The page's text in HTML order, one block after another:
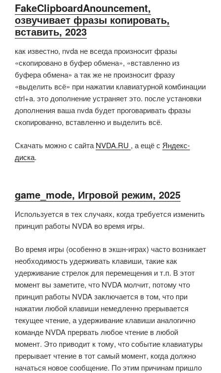
FakeClipboardAnouncement,
озвучивает фразы копировать,
вставить, 2023
как известно, nvda не всегда произносит фразы
«скопировано в буфер обмена», «вставленно из
буфера обмена» а так же не произносит фразу
«выделить всё» при нажатии клавиатурной комбинации
ctrl+a. это дополнение устраняет это. после установки
дополнения ваша nvda будет проговаривать фразы
скопированно, вставленно и выделить всё.
Скачать можно с сайта NVDA.RU , а ещё с Яндекс-
диска.
game_mode, Игровой режим, 2025
Используется в тех случаях, когда требуется изменить
принцип работы NVDA во время игры.
Во время игры (особенно в экшн-играх) часто возникает
необходимость удерживать клавиши, такие как
удерживание стрелок для перемещения и т.п. В этот
момент вы заметите, что NVDA молчит, потому что
принцип работы NVDA заключается в том, что при
нажатии любой клавиши немедленно прерывается
текущее чтение, а удерживание клавиши аналогично
команде NVDA прервать любое чтение в любой
момент. Это приводит к тому, что событие клавиатуры
прерывает чтение в тот самый момент, когда должно
начаться новое сообщение. По этим причинам пришло